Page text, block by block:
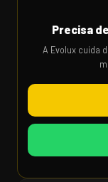
Precisa
A Evolux cuida